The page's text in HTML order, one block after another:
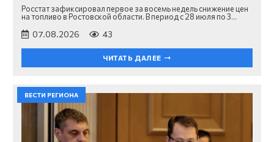
Росстат зафиксировал первое за восемь недель снижение цен
на топливо в Ростовской области. В период с 28 июля по 3…
07.08.2026 43
ЧИТАТЬ ДАЛЕЕ
ВЕСТИ РЕГИОНА